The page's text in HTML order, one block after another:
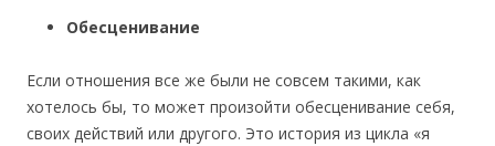
Обесценивание
Если отношения все же были не совсем такими, как
хотелось бы, то может произойти обесценивание себя,
своих действий или другого. Это история из цикла «я